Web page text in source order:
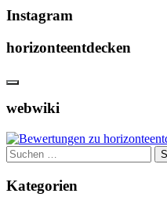
Instagram
horizonteentdecken
webwiki
Suchen
nach:
Kategorien